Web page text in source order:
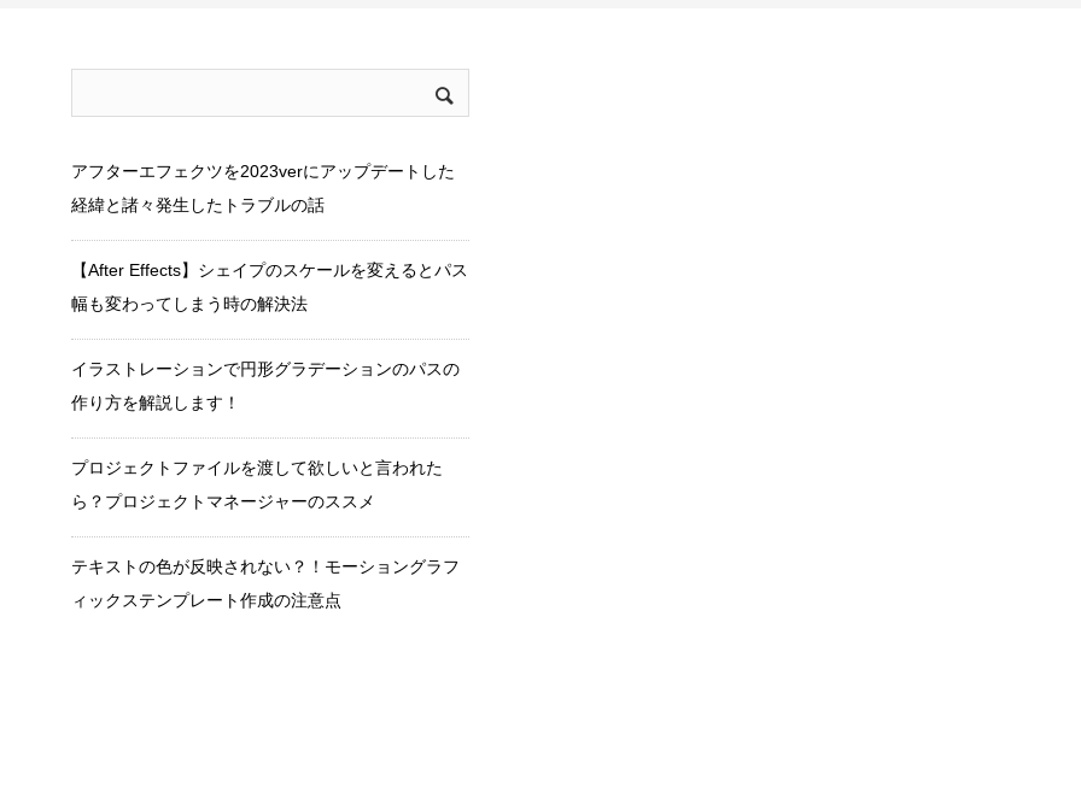
アフターエフェクツを2023verにアップデートした
経緯と諸々発生したトラブルの話
【After Effects】シェイプのスケールを変えるとパス
幅も変わってしまう時の解決法
イラストレーションで円形グラデーションのパスの
作り方を解説します！
プロジェクトファイルを渡して欲しいと言われた
ら？プロジェクトマネージャーのススメ
テキストの色が反映されない？！モーショングラフ
ィックステンプレート作成の注意点